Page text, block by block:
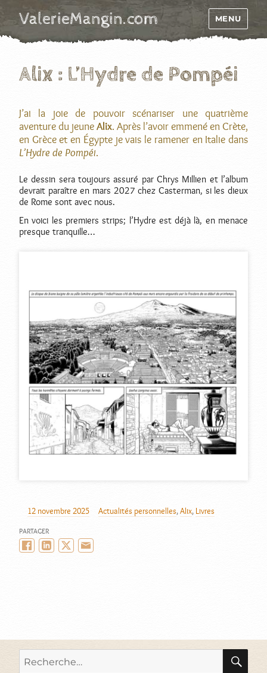
ValerieMangin.com MENU
Alix : L’Hydre de Pompéi
J’ai la joie de pouvoir scénariser une quatrième
aventure du jeuneAlix. Après l’avoir emmené en Crète,
en Grèce et en Égypte je vais le ramener en Italie dans
L’Hydre de Pompéi.
Le dessin sera toujours assuré par Chrys Millien et l’album
devrait paraître en mars 2027 chez Casterman, si les dieux
de Rome sont avec nous.
En voici les premiers strips; l’Hydre est déjà là, en menace
presque tranquille…
AUTEUR
PUBLIÉ
12 novembre 2025 CATÉGORIES
Actualités personnelles,Alix, Livres
PARTAGER
FacebookLinkedInTwitter/X
pour :